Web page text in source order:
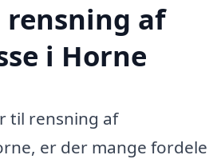
af
i Horne
til rensning af
er der mange fordele